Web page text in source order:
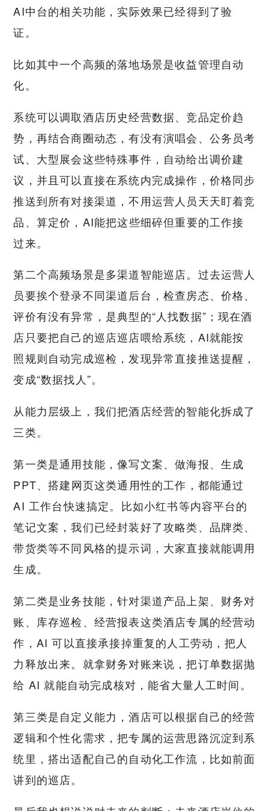
AI中台的相关功能，实际效果已经得到了验
证。
比如其中一个高频的落地场景是收益管理自动
化。
系统可以调取酒店历史经营数据、竞品定价趋
势，再结合商圈动态，有没有演唱会、公务员考
试、大型展会这些特殊事件，自动给出调价建
议，并且可以直接在系统内完成操作，价格同步
推送到所有对接渠道，不用运营人员天天盯着竞
品、算定价，AI能把这些细碎但重要的工作接
过来。
第二个高频场景是多渠道智能巡店。过去运营人
员要挨个登录不同渠道后台，检查房态、价格、
评价有没有异常，是典型的“人找数据”；现在酒
店只要把自己的巡店巡店喂给系统，AI就能按
照规则自动完成巡检，发现异常直接推送提醒，
变成“数据找人”。
从能力层级上，我们把酒店经营的智能化拆成了
三类。
第一类是通用技能，像写文案、做海报、生成
PPT、搭建网页这类通用性的工作，都能通过
AI 工作台快速搞定。比如小红书等内容平台的
笔记文案，我们已经封装好了攻略类、品牌类、
带货类等不同风格的提示词，大家直接就能调用
生成。
第二类是业务技能，针对渠道产品上架、财务对
账、库存巡检、经营报表这类酒店专属的经营动
作，AI 可以直接承接掉重复的人工劳动，把人
力释放出来。就拿财务对账来说，把订单数据抛
给 AI 就能自动完成核对，能省大量人工时间。
第三类是自定义能力，酒店可以根据自己的经营
逻辑和个性化需求，把专属的运营思路沉淀到系
统里，搭出适配自己的自动化工作流，比如前面
讲到的巡店。